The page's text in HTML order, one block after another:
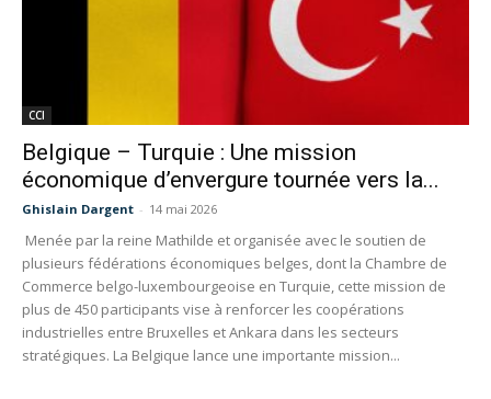
CCI
Belgique – Turquie : Une mission
économique d’envergure tournée vers la...
Ghislain Dargent - 14 mai 2026
Menée par la reine Mathilde et organisée avec le soutien de
plusieurs fédérations économiques belges, dont la Chambre de
Commerce belgo-luxembourgeoise en Turquie, cette mission de
plus de 450 participants vise à renforcer les coopérations
industrielles entre Bruxelles et Ankara dans les secteurs
stratégiques. La Belgique lance une importante mission...